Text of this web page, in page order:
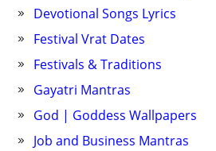
Devotional Songs Lyrics
Festival Vrat Dates
Festivals & Traditions
Gayatri Mantras
God | Goddess Wallpapers
Job and Business Mantras